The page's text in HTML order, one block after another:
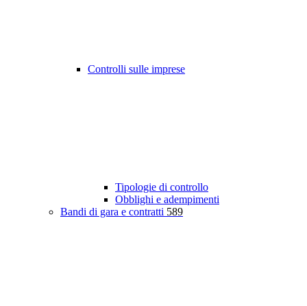
Controlli sulle imprese
Tipologie di controllo
Obblighi e adempimenti
Bandi di gara e contratti 589